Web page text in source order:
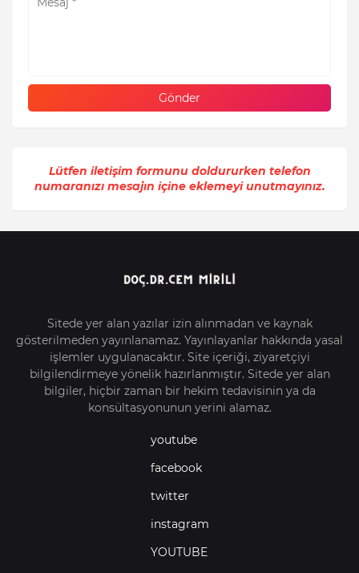
Lütfen iletişim formunu doldururken telefon
numaranızı mesajın içine eklemeyi unutmayınız.
Sitede yer alan yazılar izin alınmadan ve kaynak
gösterilmeden yayınlanamaz. Yayınlayanlar hakkında yasal
işlemler uygulanacaktır. Site içeriği, ziyaretçiyi
bilgilendirmeye yönelik hazırlanmıştır. Sitede yer alan
bilgiler, hiçbir zaman bir hekim tedavisinin ya da
konsültasyonunun yerini alamaz.
youtube
facebook
twitter
instagram
YOUTUBE